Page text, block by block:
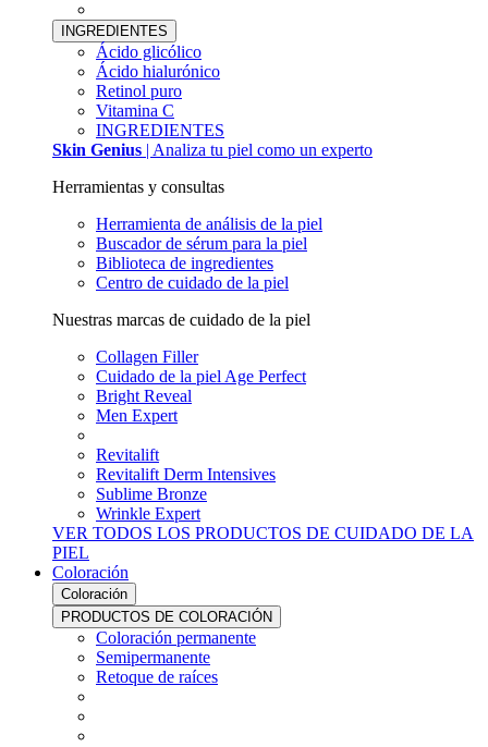
INGREDIENTES
Ácido glicólico
Ácido hialurónico
Retinol puro
Vitamina C
INGREDIENTES
Skin Genius | Analiza tu piel como un experto
Herramientas y consultas
Herramienta de análisis de la piel
Buscador de sérum para la piel
Biblioteca de ingredientes
Centro de cuidado de la piel
Nuestras marcas de cuidado de la piel
Collagen Filler
Cuidado de la piel Age Perfect
Bright Reveal
Men Expert
Revitalift
Revitalift Derm Intensives
Sublime Bronze
Wrinkle Expert
VER TODOS LOS PRODUCTOS DE CUIDADO DE LA
PIEL
Coloración
Coloración
PRODUCTOS DE COLORACIÓN
Coloración permanente
Semipermanente
Retoque de raíces